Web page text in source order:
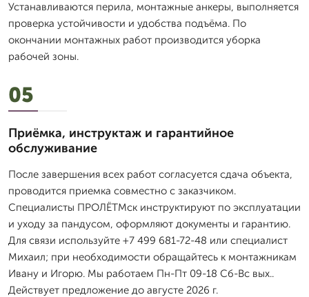
Устанавливаются перила, монтажные анкеры, выполняется
проверка устойчивости и удобства подъёма. По
окончании монтажных работ производится уборка
рабочей зоны.
05
Приёмка, инструктаж и гарантийное
обслуживание
После завершения всех работ согласуется сдача объекта,
проводится приемка совместно с заказчиком.
Специалисты ПРОЛЁТМск инструктируют по эксплуатации
и уходу за пандусом, оформляют документы и гарантию.
Для связи используйте +7 499 681-72-48 или специалист
Михаил; при необходимости обращайтесь к монтажникам
Ивану и Игорю. Мы работаем Пн-Пт 09-18 Сб-Вс вых..
Действует предложение до августе 2026 г.